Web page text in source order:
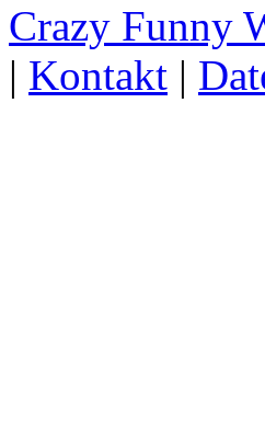
Crazy Funny
| Kontakt |